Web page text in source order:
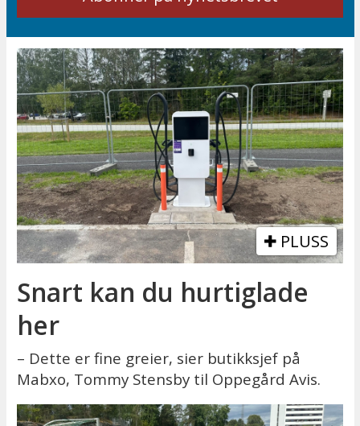
PLUSS
Snart kan du hurtiglade
her
– Dette er fine greier, sier butikksjef på
Mabxo, Tommy Stensby til Oppegård Avis.